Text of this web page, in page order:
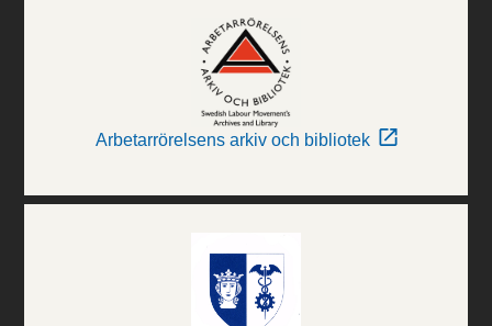
Arbetarrörelsens arkiv och bibliotek